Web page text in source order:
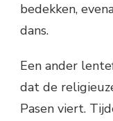
bedekken,
dans.
Een ander
dat de
Pasen viert.